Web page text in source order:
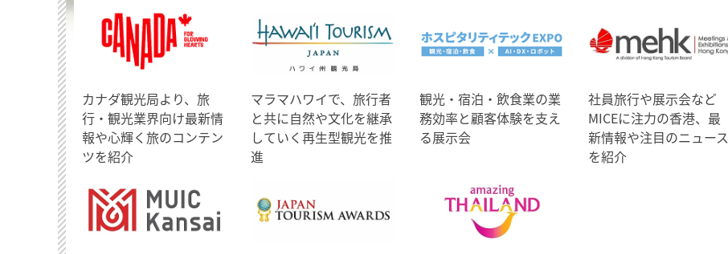
​カナダ観光局より、旅
行・観光業界向け最新情
報や心輝く旅のコンテン
ツを紹介
マラマハワイで、旅行者
と共に自然や文化を継承
していく再生型観光を推
進
観光・宿泊・飲食業の業
務効率と顧客体験を支え
る展示会
社員旅行や展示会など
MICEに注力の香港、最
新情報や注目のニュース
を紹介